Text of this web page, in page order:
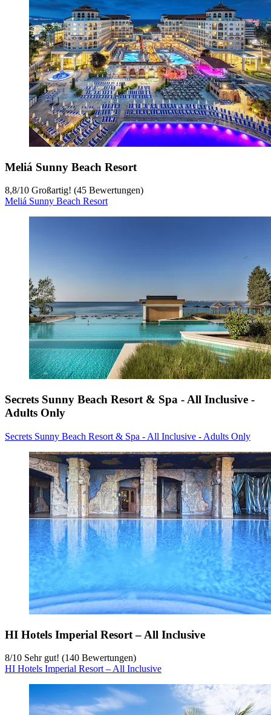
Meliá Sunny Beach Resort
8,8/10 Großartig! (45 Bewertungen)
Meliá Sunny Beach Resort
Secrets Sunny Beach Resort & Spa - All Inclusive -
Adults Only
Secrets Sunny Beach Resort & Spa - All Inclusive - Adults Only
HI Hotels Imperial Resort – All Inclusive
8/10 Sehr gut! (140 Bewertungen)
HI Hotels Imperial Resort – All Inclusive